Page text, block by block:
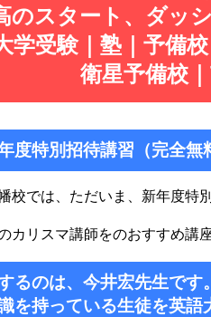
のスタート、ダッ
学受験｜塾｜予備
衛星予備校
度特別招待講習（完全無
では、ただいま、新年度特
カリスマ講師をのおすすめ講
るのは、今井宏先生で
を持っている生徒を英語